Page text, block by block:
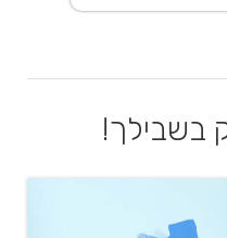
בשבילך!